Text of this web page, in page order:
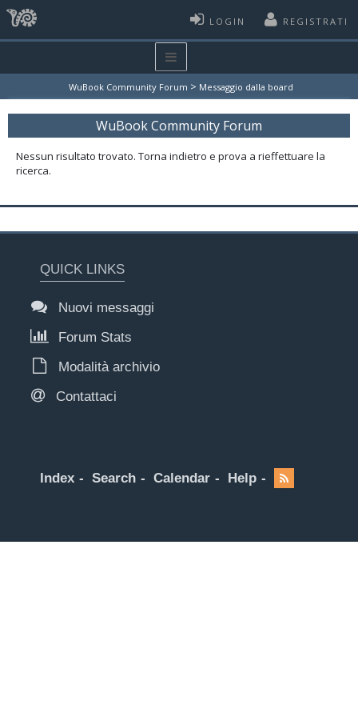
LOGIN REGISTRATI
WuBook Community Forum > Messaggio dalla board
WuBook Community Forum
Nessun risultato trovato. Torna indietro e prova a rieffettuare la
ricerca.
QUICK LINKS
Nuovi messaggi
Forum Stats
Modalità archivio
Contattaci
Index Search Calendar Help